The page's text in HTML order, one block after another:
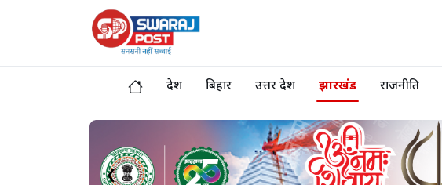
देश बिहार उत्तर प्रदेश झारखंड राजनीति
❮